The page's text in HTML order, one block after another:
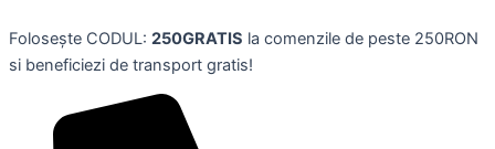
to
content
Folosește CODUL: 250GRATIS la comenzile de peste 250RON
si beneficiezi de transport gratis!